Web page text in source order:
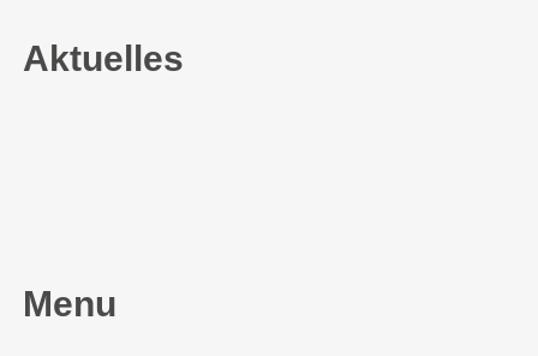
Aktuelles
Menu